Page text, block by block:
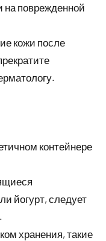
на поврежденной
кожи после
контейнере
йогурт, следует
хранения, такие